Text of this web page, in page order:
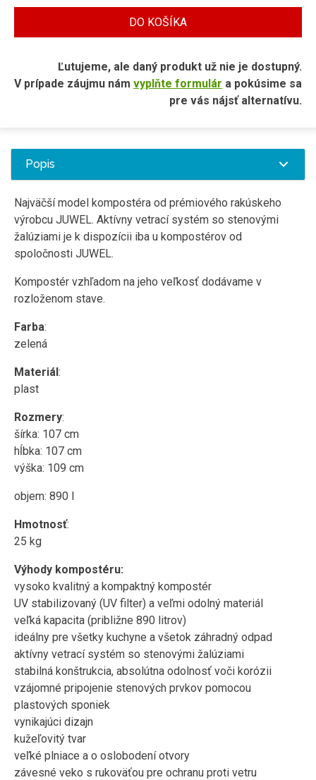
DO KOŠÍKA
Ľutujeme, ale daný produkt už nie je dostupný.
V prípade záujmu nám vyplňte formulár a pokúsime sa
pre vás nájsť alternatívu.
Popis
Najväčší model kompostéra od prémiového rakúskeho
výrobcu JUWEL. Aktívny vetrací systém so stenovými
žalúziami je k dispozícii iba u kompostérov od
spoločnosti JUWEL.
Kompostér vzhľadom na jeho veľkosť dodávame v
rozloženom stave.
Farba:
zelená
Materiál:
plast
Rozmery:
šírka: 107 cm
hĺbka: 107 cm
výška: 109 cm
objem: 890 l
Hmotnosť:
25 kg
Výhody kompostéru:
vysoko kvalitný a kompaktný kompostér
UV stabilizovaný (UV filter) a veľmi odolný materiál
veľká kapacita (približne 890 litrov)
ideálny pre všetky kuchyne a všetok záhradný odpad
aktívny vetrací systém so stenovými žalúziami
stabilná konštrukcia, absolútna odolnosť voči korózii
vzájomné pripojenie stenových prvkov pomocou
plastových sponiek
vynikajúci dizajn
kužeľovitý tvar
veľké plniace a o oslobodení otvory
závesné veko s rukoväťou pre ochranu proti vetru